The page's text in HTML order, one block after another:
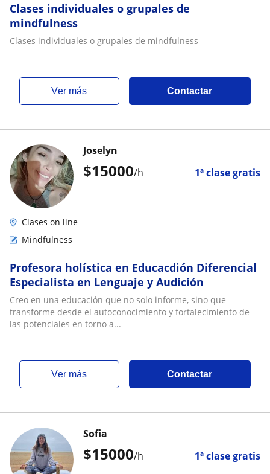
Clases individuales o grupales de
mindfulness
Clases individuales o grupales de mindfulness
ver más Contactar
$15000/h 1ª clase gratis
Joselyn
Clases on line
Mindfulness
Profesora holística en Educacdión Diferencial
Especialista en Lenguaje y Audición
Creo en una educación que no solo informe, sino que
transforme desde el autoconocimiento y fortalecimiento de
las potenciales en torno a...
ver más Contactar
$15000/h 1ª clase gratis
Sofia